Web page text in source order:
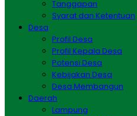
Tanggapan
Syarat dan Ketentuan
Desa
Profil Desa
Profil Kepala Desa
Potensi Desa
Kebijakan Desa
Desa Membangun
Daerah
Lampung